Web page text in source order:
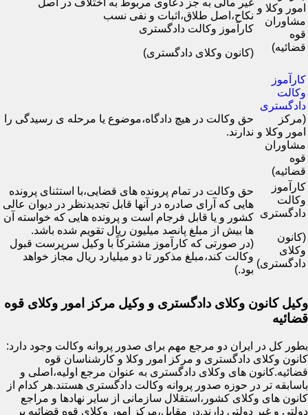
امور وکلا و
مشاوران
قوه
قضائیه)
غیر مالی به جز دعاوی مربوط به اختلاف در اصل
نکاح،اصل طلاق،اثبات و نفی نسب
کارآموز وکالت دادگستری
(کانون وکلای دادگستری)
کارآموز
وکالت
دادگستری
(مرکز
امور وکلا و
مشاوران
قوه
قضائیه)
حق وکالت در هیچ دادگاه،موضوع یا مرحله ی رسیدگی را
ندارند.
کارآموز
وکالت
دادگستری
(کانون
وکلای
دادگستری)
حق وکالت در تمام پرونده های قضایی،با استثنای پرونده
هایی که آرای صادره در آنها قابل تجدیدنظر در دیوان عالی
کشور و یا قابل فرجام است و پرونده هایی که خواسته آن
ها بیش از مبلغ پانصد میلیون ریال تقویم شده باشد.
(در صورتی که کارآموز مشترکاً با وکیل سرپرست قبول
وکالت کند،مبلغ مذکور تا دو میلیارد ریال مجاز خواهد
بود.)
وکیل کانون وکلای دادگستری و وکیل مرکز امور وکلای قوه
قضائیه
بطور کل در ایران دو مرجع مهم برای صدور پروانه وکالت وجود دارد:
کانون وکلای دادگستری و مرکز امور وکلا و کارشناسان قوه
قضائیه.کانون های وکلای دادگستری به عنوان مرجع اولیه،اصلی و
باسابقه تر در حوزه صدور پروانه وکالت دادگستری هستند.هر کدام از
کانون های وکلای کشور،استقلال سازمانی از سایر نهادها و مراجع
دولتی و غیر دولتی دارند.در مقابل،مرکز امور وکلای قوه قضائیه بر